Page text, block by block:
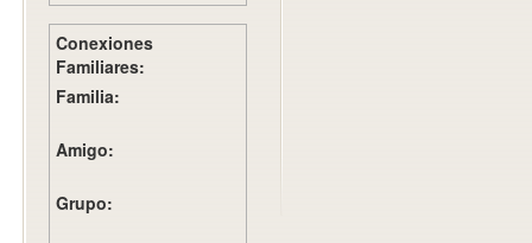
Conexiones
Familiares:
Familia:
Amigo:
Grupo: